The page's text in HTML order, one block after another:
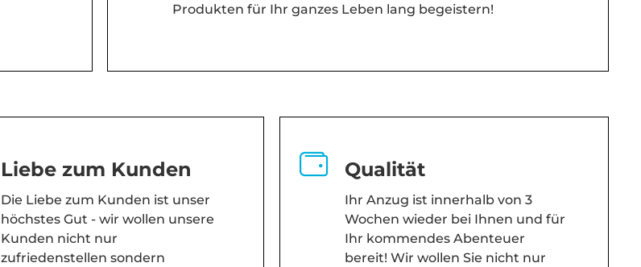
Produkten für Ihr ganzes Leben lang begeistern!
Liebe zum Kunden
Die Liebe zum Kunden ist unser
höchstes Gut - wir wollen unsere
Kunden nicht nur
zufriedenstellen sondern
Qualität
Ihr Anzug ist innerhalb von 3
Wochen wieder bei Ihnen und für
Ihr kommendes Abenteuer
bereit! Wir wollen Sie nicht nur